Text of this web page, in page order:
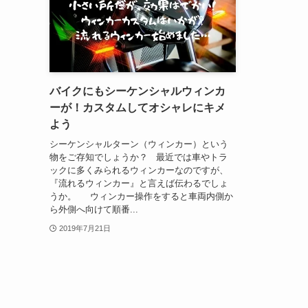
バイクにもシーケンシャルウィンカ
ーが！カスタムしてオシャレにキメ
よう
シーケンシャルターン（ウィンカー）という
物をご存知でしょうか？ 最近では車やトラ
ックに多くみられるウィンカーなのですが、
『流れるウィンカー』と言えば伝わるでしょ
うか。 ウィンカー操作をすると車両内側か
ら外側へ向けて順番...
2019年7月21日